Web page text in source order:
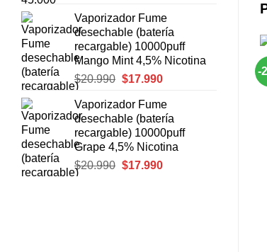
original
era:
$29.990.
actual
es:
$28.990.
Vaporizador Fume
desechable (batería
recargable) 10000puff
Mango Mint 4,5% Nicotina
$20.990 El
original
era:
$20.990.
$17.990El
actual
es:
$17.990.
Vaporizador Fume
desechable (batería
recargable) 10000puff
Grape 4,5% Nicotina
$20.990 El
$17.990El
-
Agregar
Favoritos